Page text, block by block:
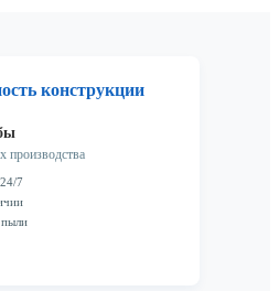
конструкции
производства
7
пыли